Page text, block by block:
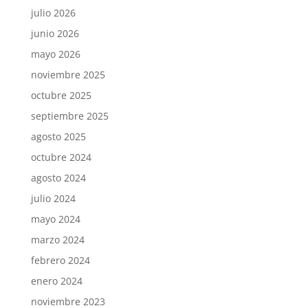
julio 2026
junio 2026
mayo 2026
noviembre 2025
octubre 2025
septiembre 2025
agosto 2025
octubre 2024
agosto 2024
julio 2024
mayo 2024
marzo 2024
febrero 2024
enero 2024
noviembre 2023